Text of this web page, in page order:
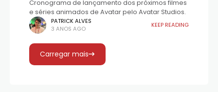
Cronograma de lançamento dos próximos filmes
e séries animados de Avatar pelo Avatar Studios.
PATRICK ALVES
3 ANOS AGO
KEEP READING
Carregar mais